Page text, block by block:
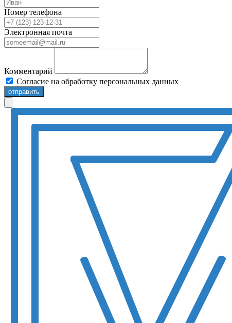
Номер телефона
Электронная почта
Комментарий
Согласие на обработку персональных данных
отправить